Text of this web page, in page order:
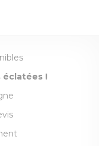
éclatées !